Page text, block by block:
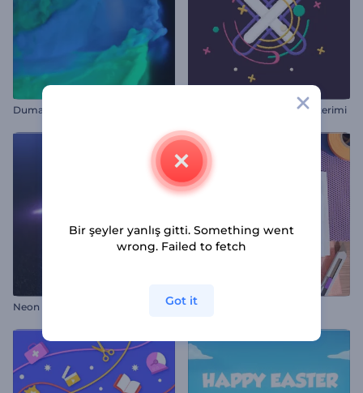
Dumanlı Kasırga Logo Dönüşen Şekiller Logo Gösterimi
Neon Pikseller Giriş Videosu DIY Gereçleri Giriş Videosu
Bir şeyler yanlış gitti. Something went
wrong. Failed to fetch
Got it